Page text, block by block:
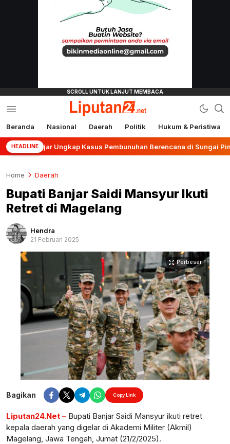
liputan24.net
Beranda Nasional Daerah Politik Hukum & Peristiwa
HEADLINE
Banjar Ungkap Kasus Pembunuhan Berencana di Sungai Pinang
Home Daerah
Bupati Banjar Saidi Mansyur Ikuti
Retret di Magelang
Hendra
21 Februari 2025
Perbesar
Bagikan Copy Link
Liputan24.Net – Bupati Banjar Saidi Mansyur ikuti retret
kepala daerah yang digelar di Akademi Militer (Akmil)
Magelang, Jawa Tengah, Jumat (21/2/2025).